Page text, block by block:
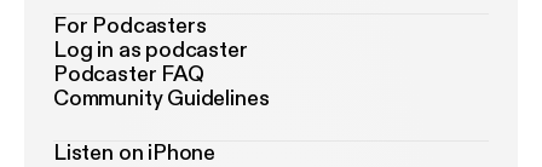
For Podcasters
Log in as podcaster
Podcaster FAQ
Community Guidelines
Listen on iPhone